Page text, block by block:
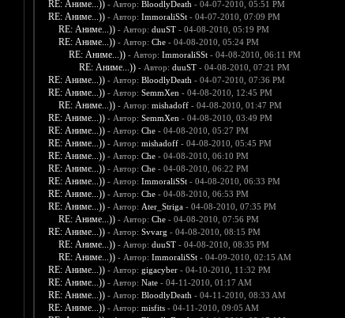
RE: Аниме...)) - Автор: BloodlyDeath - 04-07-2010, 05:51 PM
RE: Аниме...)) - Автор: ImmoraliSSt- 04-07-2010, 07:09 PM
RE: Аниме...)) - Автор: duuST- 04-08-2010, 05:19 PM
RE: Аниме...)) - Автор: Che- 04-08-2010, 05:24 PM
RE: Аниме...)) - Автор: ImmoraliSSt- 04-08-2010, 06:11 PM
RE: Аниме...)) - Автор: duuST- 04-08-2010, 07:21 PM
RE: Аниме...)) - Автор: BloodlyDeath - 04-07-2010, 07:36 PM
RE: Аниме...)) - Автор: SemmXen - 04-08-2010, 12:45 PM
RE: Аниме...)) - Автор: mishadoff- 04-08-2010, 01:47 PM
RE: Аниме...)) - Автор: SemmXen - 04-08-2010, 03:49 PM
RE: Аниме...)) - Автор: Che- 04-08-2010, 05:27 PM
RE: Аниме...)) - Автор: mishadoff- 04-08-2010, 05:45 PM
RE: Аниме...)) - Автор: Che- 04-08-2010, 06:10 PM
RE: Аниме...)) - Автор: Che- 04-08-2010, 06:22 PM
RE: Аниме...)) - Автор: ImmoraliSSt- 04-08-2010, 06:33 PM
RE: Аниме...)) - Автор: Che- 04-08-2010, 06:53 PM
RE: Аниме...)) - Автор: Ater_Striga- 04-08-2010, 07:35 PM
RE: Аниме...)) - Автор: Che- 04-08-2010, 07:56 PM
RE: Аниме...)) - Автор: Svvarg - 04-08-2010, 08:15 PM
RE: Аниме...)) - Автор: duuST- 04-08-2010, 08:35 PM
RE: Аниме...)) - Автор: ImmoraliSSt- 04-09-2010, 02:15 AM
RE: Аниме...)) - Автор: gigacyber- 04-10-2010, 11:32 PM
RE: Аниме...)) - Автор: Nate- 04-11-2010, 01:17 AM
RE: Аниме...)) - Автор: BloodlyDeath - 04-11-2010, 08:33 AM
RE: Аниме...)) - Автор: misfits- 04-11-2010, 09:05 AM